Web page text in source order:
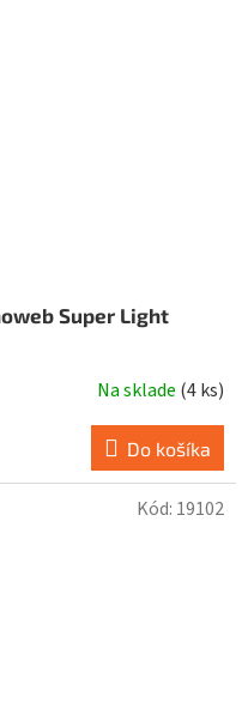
Super Light
Na sklade (4 ks)
Do košíka
Kód: 19102